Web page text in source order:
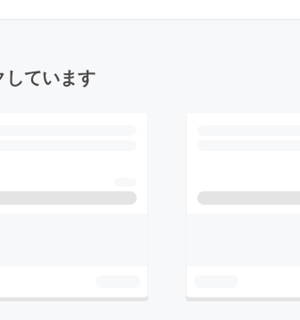
しています